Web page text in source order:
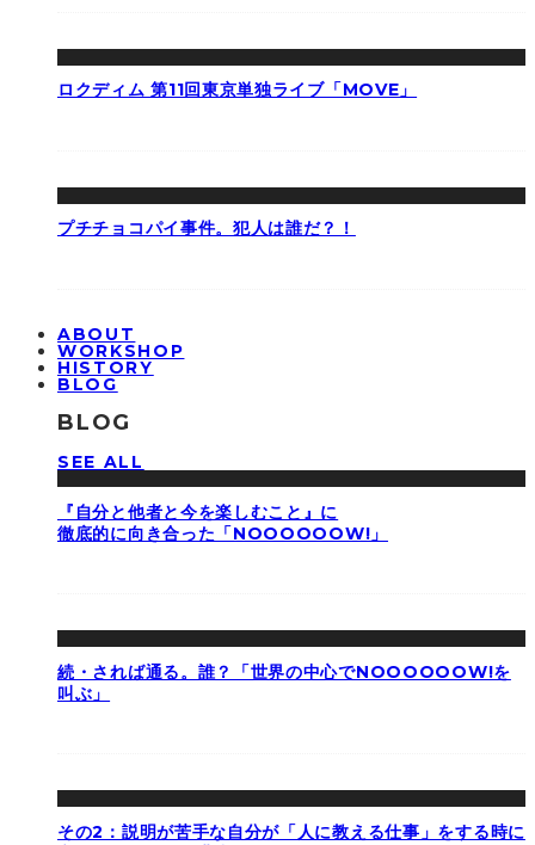
ロクディム 第11回東京単独ライブ「MOVE」
プチチョコパイ事件。犯人は誰だ？！
ABOUT
WORKSHOP
HISTORY
BLOG
BLOG
SEE ALL
『自分と他者と今を楽しむこと』に
徹底的に向き合った「NOOOOOOW!」
続・されば通る。誰？「世界の中心でNOOOOOOW!を
叫ぶ」
その2：説明が苦手な自分が「人に教える仕事」をする時に